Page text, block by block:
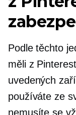
Podle těchto
měli z
uvedených
používáte ze
nemusíte se